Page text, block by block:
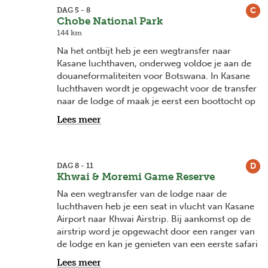
op de watervallen. In de periode van een hoog
waterdebiet (maart - juni) voorzie je best een
poncho or regenjas.
Maak een helikoptervlucht boven de watervallen
en de machtige Zambezi rivier. Of neem deel aan
één van de vele adrenaline activiteiten waarvoor
Victoria Falls ook bekend staat o.a. bungee
springen, zipline, canopy tour, raften, Devils Pool
eiland, ...
in het Zambezi National Park of geniet van een
high tea in het iconische Victoria Falls Hotel.
C
DAG 5 - 8
Chobe National Park
144 km
Na het ontbijt heb je een wegtransfer naar
Kasane luchthaven, onderweg voldoe je aan de
douaneformaliteiten voor Botswana. In Kasane
luchthaven wordt je opgewacht voor de transfer
naar de lodge of maak je eerst een boottocht op
de Chobe rivier waar je tal van olifanten kan
spotten, alsook nijlpaarden en krokodillen.
safari's in een open 4x4 voertuig in Chobe
National Park. Geniet ook van een sundowner
met prachtige vergezichten.
Lees meer
D
DAG 8 - 11
Khwai & Moremi Game Reserve
Na een wegtransfer van de lodge naar de
luchthaven heb je een seat in vlucht van Kasane
Airport naar Khwai Airstrip. Bij aankomst op de
airstrip word je opgewacht door een ranger van
de lodge en kan je genieten van een eerste safari
op weg naar de lodge.
Lees meer